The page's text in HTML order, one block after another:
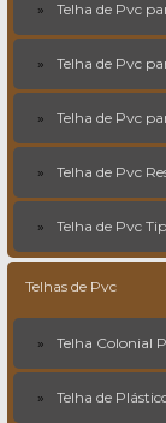
Telha de Pvc
Telha de Pvc
Telha de Pvc
Telha de Pvc
Telha de Pvc
Telhas de Pvc
Telha Colonial
Telha de